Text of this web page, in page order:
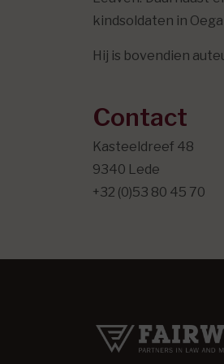
kindsoldaten in
Hij is bovendien
Contact
Kasteeldreef 48
9340 Lede
+32 (0)53 80 45 70